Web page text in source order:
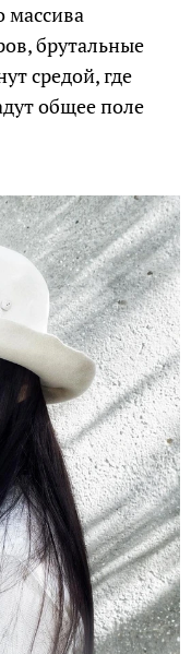
массива
брутальные
средой, где
общее поле